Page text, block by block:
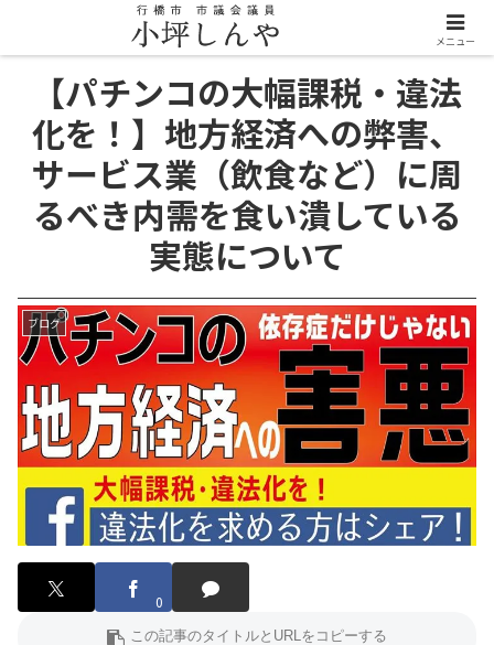
【パチンコの大幅課税・違法
化を！】地方経済への弊害、
サービス業（飲食など）に周
るべき内需を食い潰している
実態について
ブログ
0
メニュー